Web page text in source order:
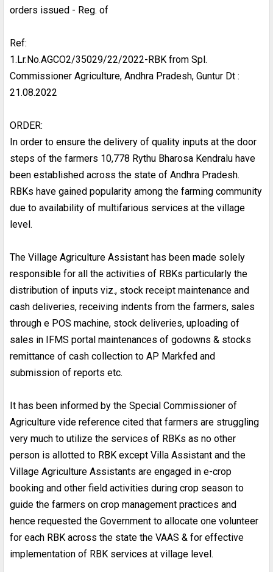
orders issued - Reg. of
Ref:
1.Lr.No.AGCO2/35029/22/2022-RBK from Spl.
Commissioner Agriculture, Andhra Pradesh, Guntur Dt :
21.08.2022
ORDER:
In order to ensure the delivery of quality inputs at the door
steps of the farmers 10,778 Rythu Bharosa Kendralu have
been established across the state of Andhra Pradesh.
RBKs have gained popularity among the farming community
due to availability of multifarious services at the village
level.
The Village Agriculture Assistant has been made solely
responsible for all the activities of RBKs particularly the
distribution of inputs viz., stock receipt maintenance and
cash deliveries, receiving indents from the farmers, sales
through e POS machine, stock deliveries, uploading of
sales in IFMS portal maintenances of godowns & stocks
remittance of cash collection to AP Markfed and
submission of reports etc.
It has been informed by the Special Commissioner of
Agriculture vide reference cited that farmers are struggling
very much to utilize the services of RBKs as no other
person is allotted to RBK except Villa Assistant and the
Village Agriculture Assistants are engaged in e-crop
booking and other field activities during crop season to
guide the farmers on crop management practices and
hence requested the Government to allocate one volunteer
for each RBK across the state the VAAS & for effective
implementation of RBK services at village level.